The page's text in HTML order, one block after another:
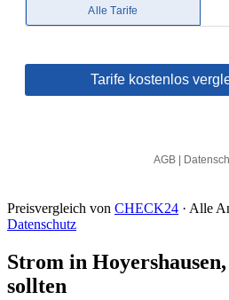
Preisvergleich von CHECK24 · Alle
Datenschutz
Strom in Hoyershausen,
sollten